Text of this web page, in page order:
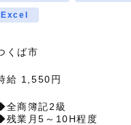
Excel
くば市
給 1,550円
全商簿記2級
残業月5～10H程度